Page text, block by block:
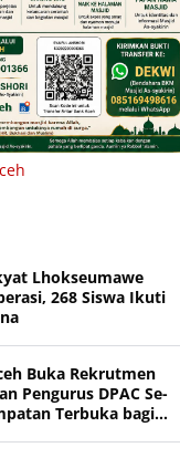
Lhokseumawe
268 Siswa Ikuti
Buka Rekrutmen
Pengurus DPAC Se-
Terbuka bagi